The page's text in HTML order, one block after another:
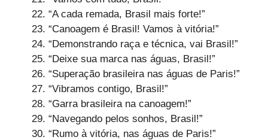
“A cada remada, Brasil mais forte!”
“Canoagem é Brasil! Vamos à vitória!”
“Demonstrando raça e técnica, vai Brasil!”
“Deixe sua marca nas águas, Brasil!”
“Superação brasileira nas águas de Paris!”
“Vibramos contigo, Brasil!”
“Garra brasileira na canoagem!”
“Navegando pelos sonhos, Brasil!”
“Rumo à vitória, nas águas de Paris!”